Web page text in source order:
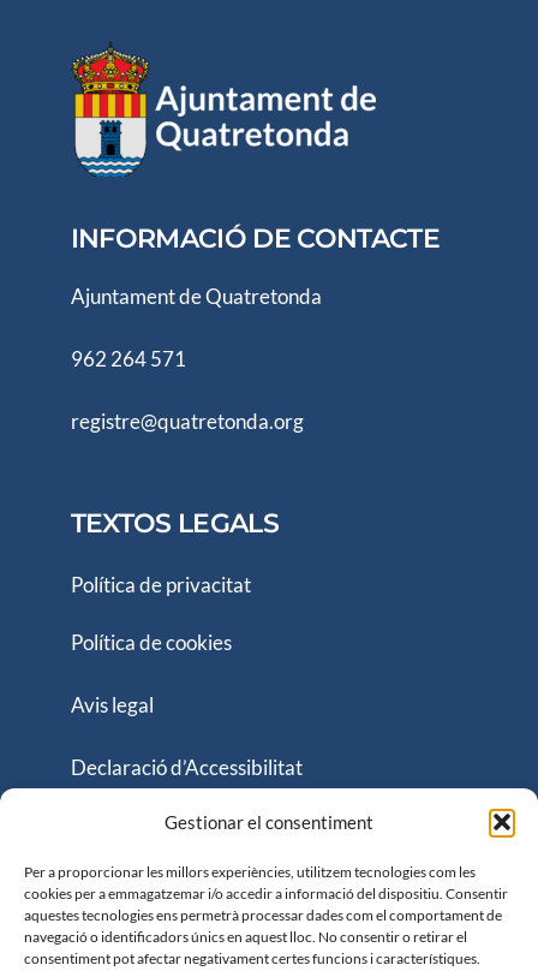
Gestionar el consentiment
Per a proporcionar les millors experiències, utilitzem tecnologies com les
cookies per a emmagatzemar i/o accedir a informació del dispositiu. Consentir
aquestes tecnologies ens permetrà processar dades com el comportament de
navegació o identificadors únics en aquest lloc. No consentir o retirar el
consentiment pot afectar negativament certes funcions i característiques.
INFORMACIÓ DE CONTACTE
Ajuntament de Quatretonda
962 264 571
registre@quatretonda.org
TEXTOS LEGALS
Política de privacitat
Política de cookies
Avis legal
Declaració d’Accessibilitat